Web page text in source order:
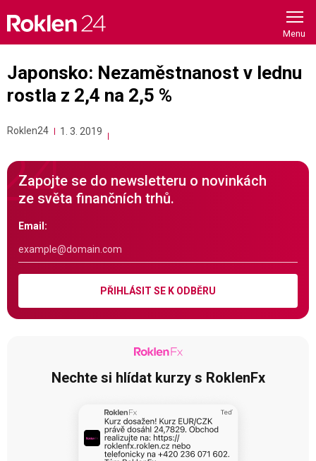
content
Japonsko: Nezaměstnanost v lednu
rostla z 2,4 na 2,5 %
Roklen24 1. 3. 2019
Zapojte se do newsletteru o novinkách
ze světa finančních trhů.
Email:
PŘIHLÁSIT SE K ODBĚRU
Nechte si hlídat kurzy s RoklenFx